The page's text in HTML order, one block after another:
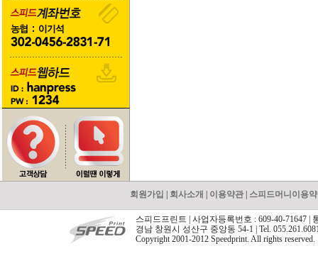
회원가입 회사소개 이용약관 스피드머니이용
스피드프린트 | 사업자등록번호 : 609-40-71647 |
경남 창원시 성산구 중앙동 54-1 | Tel.
Copyright 2001-2012 Speedprint. All rights reserved.